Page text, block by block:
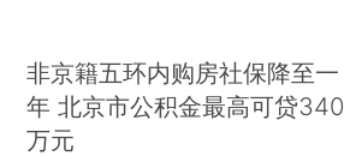
非京籍五环内购房社保降至一
年 北京市公积金最高可贷340
万元